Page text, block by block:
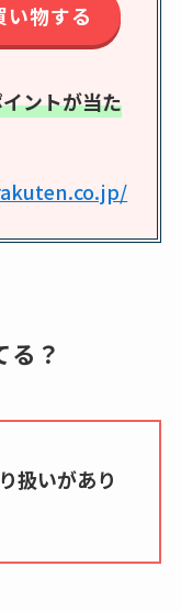
ンシャルフラ
盤？なぜ？
ない？どこで
るか・代替品
ラフトのウル
グ販売終了
わりの代用品
物する
ントが当た
る？
扱いがあり